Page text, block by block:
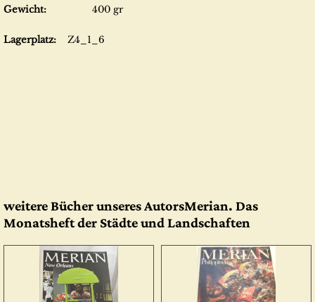
Gewicht:
400 gr
Lagerplatz: Z4_1_6
weitere Bücher unseres AutorsMerian. Das
Monatsheft der Städte und Landschaften